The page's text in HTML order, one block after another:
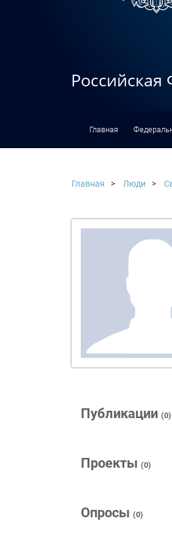
Главная
Главная Люди
Публикации (0)
Проекты (0)
Опросы (0)